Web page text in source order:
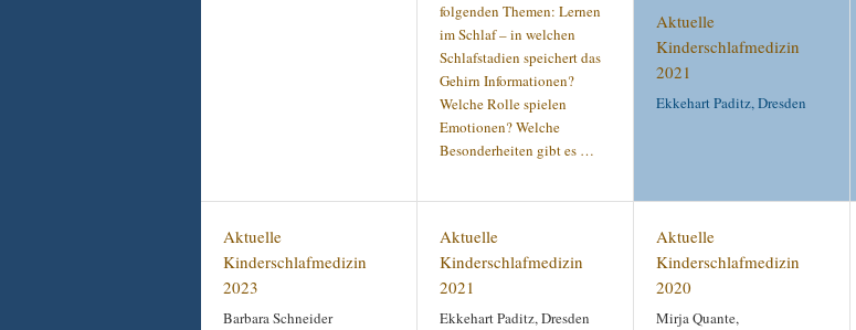
folgenden Themen: Lernen
im Schlaf – in welchen
Schlafstadien speichert das
Gehirn Informationen?
Welche Rolle spielen
Emotionen? Welche
Besonderheiten gibt es …
Aktuelle
Kinderschlafmedizin
2021
Ekkehart Paditz, Dresden
Aktuelle
Kinderschlafmedizin
2023
Barbara Schneider
Aktuelle
Kinderschlafmedizin
2021
Ekkehart Paditz, Dresden
Aktuelle
Kinderschlafmedizin
2020
Mirja Quante,